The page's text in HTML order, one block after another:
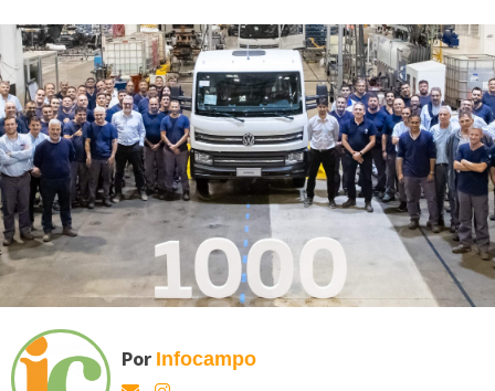
Por Infocampo